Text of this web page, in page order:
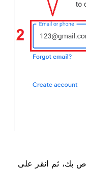
بك، ثم انقر على